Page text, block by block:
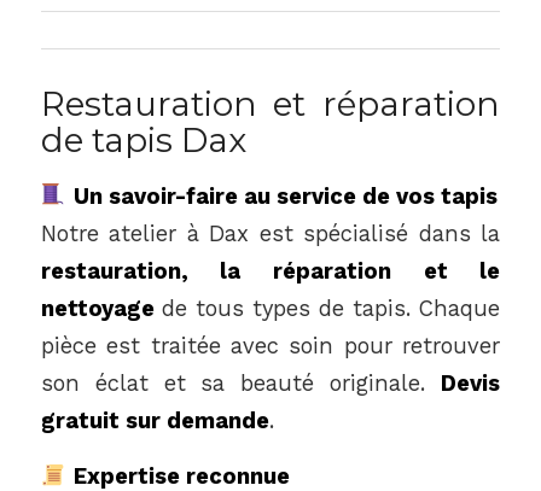
Restauration et réparation
de tapis Dax
Un savoir-faire au service de vos tapis
Notre atelier à Dax est spécialisé dans la
restauration, la réparation et le
nettoyagede tous types de tapis. Chaque
pièce est traitée avec soin pour retrouver
son éclat et sa beauté originale. Devis
gratuit sur demande.
Expertise reconnue